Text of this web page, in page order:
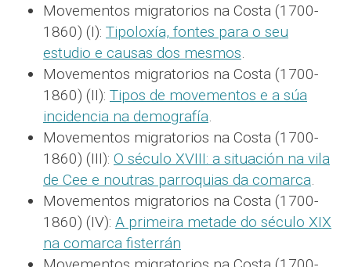
Movementos migratorios na Costa (1700-
1860) (I): Tipoloxía, fontes para o seu
estudio e causas dos mesmos.
Movementos migratorios na Costa (1700-
1860) (II): Tipos de movementos e a súa
incidencia na demografía.
Movementos migratorios na Costa (1700-
1860) (III): O século XVIII: a situación na vila
de Cee e noutras parroquias da comarca.
Movementos migratorios na Costa (1700-
1860) (IV): A primeira metade do século XIX
na comarca fisterrán